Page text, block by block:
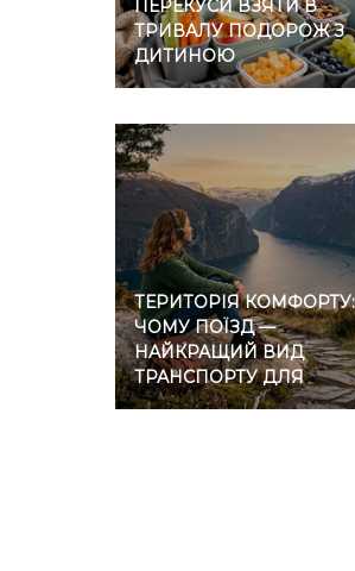
ПЕРЕКУСИ ВЗЯТИ В
ТРИВАЛУ ПОДОРОЖ З
ДИТИНОЮ
ТЕРИТОРІЯ КОМФОРТУ:
ЧОМУ ПОЇЗД —
НАЙКРАЩИЙ ВИД
ТРАНСПОРТУ ДЛЯ
ІНТРОВЕРТІВ